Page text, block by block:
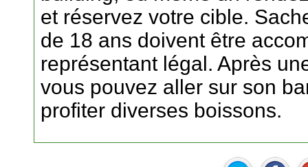
et réservez votre cible.
de 18 ans doivent être
représentant légal. Après
vous pouvez aller sur son
profiter diverses boissons.